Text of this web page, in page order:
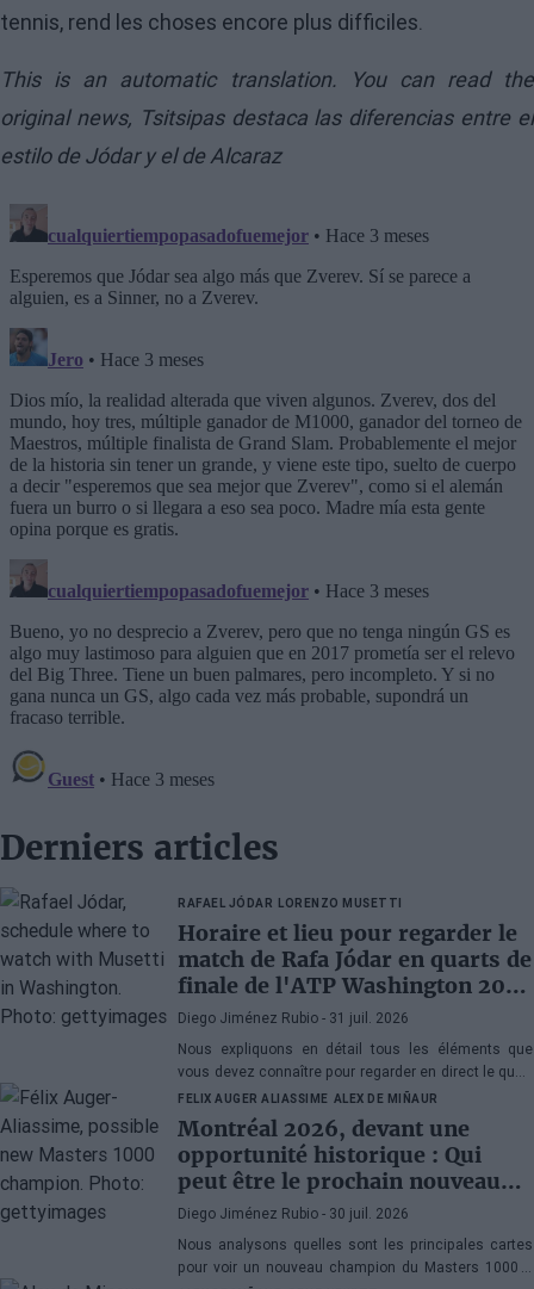
tennis, rend les choses encore plus difficiles.
This is an automatic translation. You can read the
original news, Tsitsipas destaca las diferencias entre el
estilo de Jódar y el de Alcaraz
Derniers articles
RAFAEL JÓDAR LORENZO MUSETTI
Horaire et lieu pour regarder le
match de Rafa Jódar en quarts de
finale de l'ATP Washington 2026
contre Musetti
Diego Jiménez Rubio - 31 juil. 2026
Nous expliquons en détail tous les éléments que
vous devez connaître pour regarder en direct le quart
de finale de l'ATP 500 Washington 2026 entre Rafa
Jódar et Lorenzo Musetti.
FELIX AUGER ALIASSIME ALEX DE MIÑAUR
Montréal 2026, devant une
opportunité historique : Qui
peut être le prochain nouveau
champion du Masters 1000 ?
Diego Jiménez Rubio - 30 juil. 2026
Nous analysons quelles sont les principales cartes
pour voir un nouveau champion du Masters 1000 à